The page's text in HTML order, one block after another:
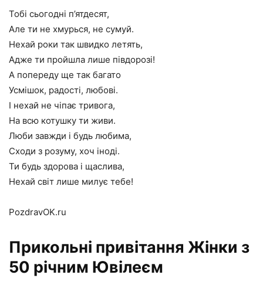
Тобі сьогодні п’ятдесят,
Але ти не хмурься, не сумуй.
Нехай роки так швидко летять,
Адже ти пройшла лише півдорозі!
А попереду ще так багато
Усмішок, радості, любові.
І нехай не чіпає тривога,
На всю котушку ти живи.
Люби завжди і будь любима,
Сходи з розуму, хоч іноді.
Ти будь здорова і щаслива,
Нехай світ лише милує тебе!
PozdravOK.ru
Прикольні привітання Жінки з
50 річним Ювілеєм